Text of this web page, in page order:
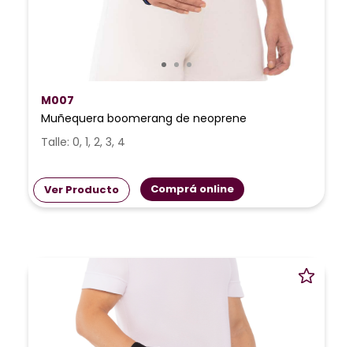
M007
Muñequera boomerang de neoprene
Talle: 0, 1, 2, 3, 4
Ver Producto Comprá online